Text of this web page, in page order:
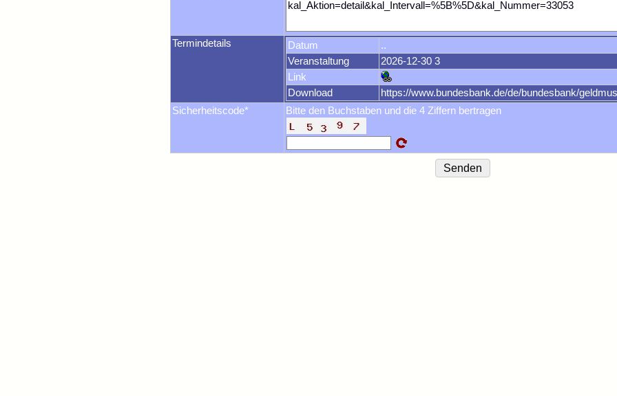
Termindetails Datum
..
Veranstaltung
2026-12-30 3
Link
Download
https://www.bundesbank.de/de/bundesbank/
Sicherheitscode*
Bitte den Buchstaben und die 4 Ziffern bertragen